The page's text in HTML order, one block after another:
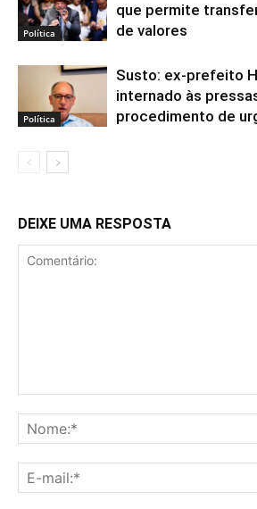
Política
que permite
de valores
Política
Susto: ex-prefeito
internado às
procedimento de
DEIXE UMA RESPOSTA